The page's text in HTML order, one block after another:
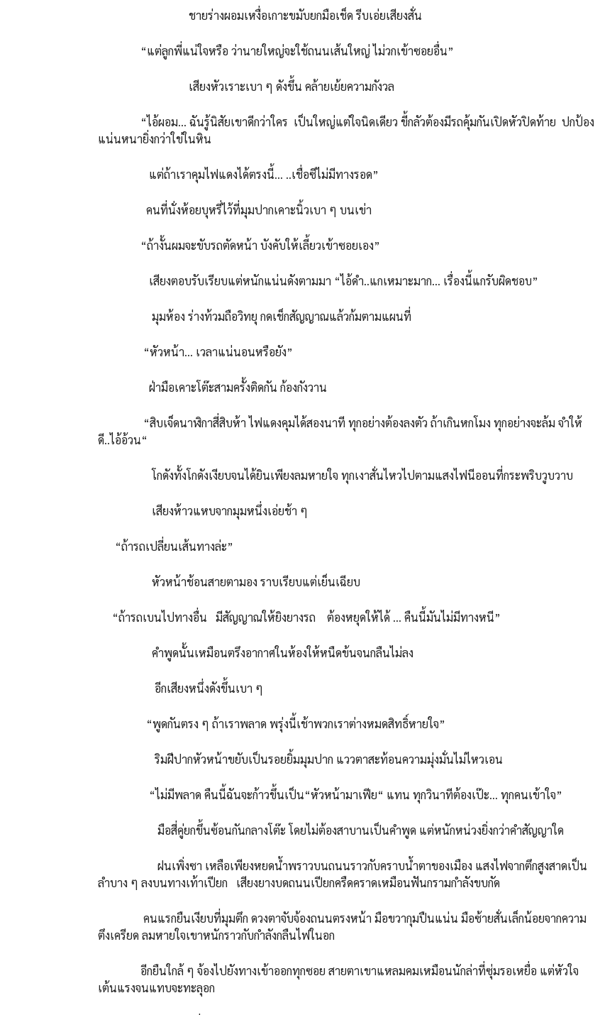
ชายร่างผอมเหงื่อเกาะขมับยกมือเช็ด รีบเอ่ยเสียงสั่น
“แต่ลูกพี่แน่ใจหรือ ว่านายใหญ่จะใช้ถนนเส้นใหญ่ ไม่วกเข้าซอยอื่น”
เสียงหัวเราะเบา ๆ ดังขึ้น คล้ายเย้ยความกังวล
“ไอ้ผอม… ฉันรู้นิสัยเขาดีกว่าใคร เป็นใหญ่แต่ใจนิดเดียว ขี้กลัวต้องมีรถคุ้มกันเปิดหัวปิดท้าย ปกป้อง
แน่นหนายิ่งกว่าใข่ในหิน
แต่ถ้าเราคุมไฟแดงได้ตรงนี้… ..เชื่อซีไม่มีทางรอด”
คนที่นั่งห้อยบุหรี่ไว้ที่มุมปากเคาะนิ้วเบา ๆ บนเข่า
“ถ้างั้นผมจะขับรถตัดหน้า บังคับให้เลี้ยวเข้าซอยเอง”
เสียงตอบรับเรียบแต่หนักแน่นดังตามมา “ไอ้ดำ..แกเหมาะมาก… เรื่องนี้แกรับผิดชอบ”
มุมห้อง ร่างท้วมถือวิทยุ กดเช็กสัญญาณแล้วก้มตามแผนที่
“หัวหน้า… เวลาแน่นอนหรือยัง”
ฝ่ามือเคาะโต๊ะสามครั้งติดกัน ก้องกังวาน
“สิบเจ็ดนาฬิกาสี่สิบห้า ไฟแดงคุมได้สองนาที ทุกอย่างต้องลงตัว ถ้าเกินหกโมง ทุกอย่างจะล้ม จำให้
ดี..ไอ้อ้วน“
โกดังทั้งโกดังเงียบจนได้ยินเพียงลมหายใจ ทุกเงาสั่นไหวไปตามแสงไฟนีออนที่กระพริบวูบวาบ
เสียงห้าวแหบจากมุมหนึ่งเอ่ยช้า ๆ
“ถ้ารถเปลี่ยนเส้นทางล่ะ”
หัวหน้าช้อนสายตามอง ราบเรียบแต่เย็นเฉียบ
“ถ้ารถเบนไปทางอื่น มีสัญญาณให้ยิงยางรถ ต้องหยุดให้ได้ … คืนนี้มันไม่มีทางหนี”
คำพูดนั้นเหมือนตรึงอากาศในห้องให้หนืดข้นจนกลืนไม่ลง
อีกเสียงหนึ่งดังขึ้นเบา ๆ
“พูดกันตรง ๆ ถ้าเราพลาด พรุ่งนี้เช้าพวกเราต่างหมดสิทธิ์หายใจ”
ริมฝีปากหัวหน้าขยับเป็นรอยยิ้มมุมปาก แววตาสะท้อนความมุ่งมั่นไม่ไหวเอน
“ไม่มีพลาด คืนนี้ฉันจะก้าวขึ้นเป็น“หัวหน้ามาเฟีย“ แทน ทุกวินาทีต้องเป๊ะ… ทุกคนเข้าใจ”
มือสี่คู่ยกขึ้นซ้อนกันกลางโต๊ะ โดยไม่ต้องสาบานเป็นคำพูด แต่หนักหน่วงยิ่งกว่าคำสัญญาใด
ฝนเพิ่งซา เหลือเพียงหยดน้ำพราวบนถนนราวกับคราบน้ำตาของเมือง แสงไฟจากตึกสูงสาดเป็น
ลำบาง ๆ ลงบนทางเท้าเปียก เสียงยางบดถนนเปียกครืดคราดเหมือนฟันกรามกำลังขบกัด
คนแรกยืนเงียบที่มุมตึก ดวงตาจับจ้องถนนตรงหน้า มือขวากุมปืนแน่น มือซ้ายสั่นเล็กน้อยจากความ
ตึงเครียด ลมหายใจเขาหนักราวกับกำลังกลืนไฟในอก
อีกยืนใกล้ ๆ จ้องไปยังทางเข้าออกทุกซอย สายตาเขาแหลมคมเหมือนนักล่าที่ซุ่มรอเหยื่อ แต่หัวใจ
เต้นแรงจนแทบจะทะลุอก